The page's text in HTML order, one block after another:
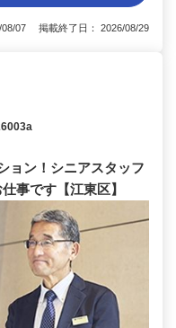
08/07 掲載終了日： 2026/08/29
ョン！シニアスタッフ
事です【江東区】